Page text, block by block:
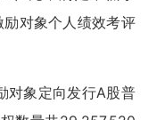
对象个人绩效考评
对象定向发行A股普